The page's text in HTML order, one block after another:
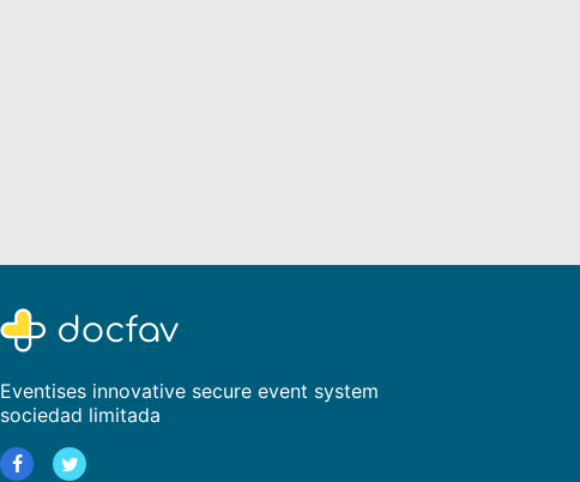
Eventises innovative secure event system
sociedad limitada